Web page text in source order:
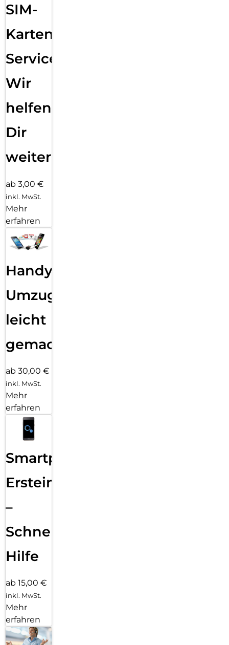
SIM-
Karten
Service:
Wir
helfen
Dir
weiter
ab 3,00 €
inkl. MwSt.
Mehr
erfahren
Handy
Umzug
leicht
gemacht!
ab 30,00 €
inkl. MwSt.
Mehr
erfahren
Smartphone
Ersteinrichtung
–
Schnelle
Hilfe
ab 15,00 €
inkl. MwSt.
Mehr
erfahren